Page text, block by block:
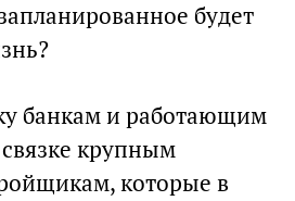
будет
банкам и работающим
крупным
которые в